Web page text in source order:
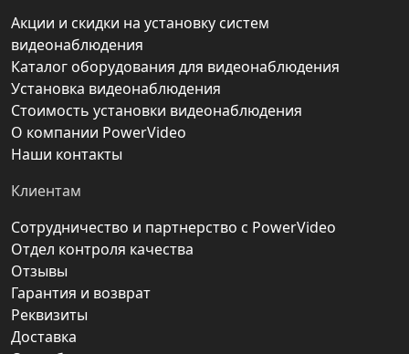
Акции и скидки на установку систем
видеонаблюдения
Каталог оборудования для видеонаблюдения
Установка видеонаблюдения
Стоимость установки видеонаблюдения
О компании PowerVideo
Наши контакты
Клиентам
Сотрудничество и партнерство с PowerVideo
Отдел контроля качества
Отзывы
Гарантия и возврат
Реквизиты
Доставка